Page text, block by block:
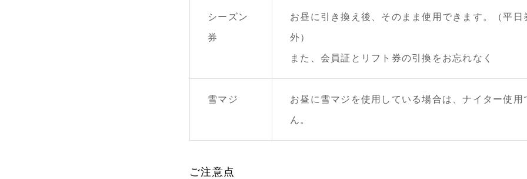
シーズン
券
お昼に引き換え後、そのまま使用できます。（平日
外）
また、会員証とリフト券の引換をお忘れなく
雪マジ お昼に雪マジを使用している場合は、ナイター使用
ん。
ご注意点